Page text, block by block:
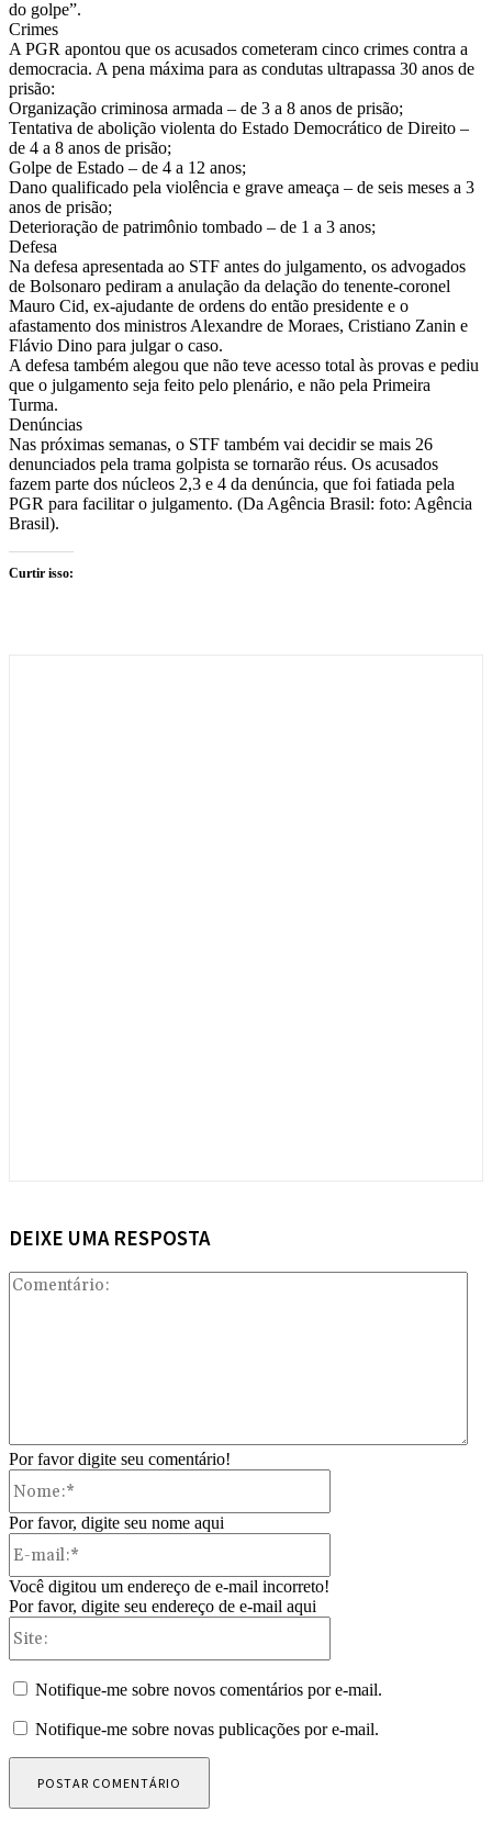
do golpe”.
Crimes
A PGR apontou que os acusados cometeram cinco crimes contra a
democracia. A pena máxima para as condutas ultrapassa 30 anos de
prisão:
Organização criminosa armada – de 3 a 8 anos de prisão;
Tentativa de abolição violenta do Estado Democrático de Direito –
de 4 a 8 anos de prisão;
Golpe de Estado – de 4 a 12 anos;
Dano qualificado pela violência e grave ameaça – de seis meses a 3
anos de prisão;
Deterioração de patrimônio tombado – de 1 a 3 anos;
Defesa
Na defesa apresentada ao STF antes do julgamento, os advogados
de Bolsonaro pediram a anulação da delação do tenente-coronel
Mauro Cid, ex-ajudante de ordens do então presidente e o
afastamento dos ministros Alexandre de Moraes, Cristiano Zanin e
Flávio Dino para julgar o caso.
A defesa também alegou que não teve acesso total às provas e pediu
que o julgamento seja feito pelo plenário, e não pela Primeira
Turma.
Denúncias
Nas próximas semanas, o STF também vai decidir se mais 26
denunciados pela trama golpista se tornarão réus. Os acusados
fazem parte dos núcleos 2,3 e 4 da denúncia, que foi fatiada pela
PGR para facilitar o julgamento. (Da Agência Brasil: foto: Agência
Brasil).
Curtir isso:
DEIXE UMA RESPOSTA
Por favor digite seu comentário!
Por favor, digite seu nome aqui
Você digitou um endereço de e-mail incorreto!
Por favor, digite seu endereço de e-mail aqui
Notifique-me sobre novos comentários por e-mail.
Notifique-me sobre novas publicações por e-mail.